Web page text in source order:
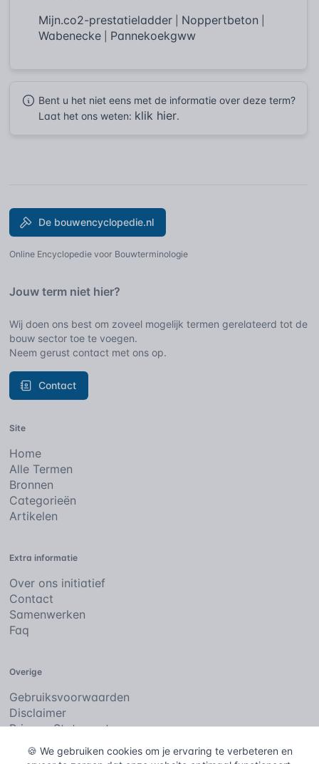
Mijn.co2-prestatieladder Noppertbeton
Wabenecke Pannekoekgww
Bent u het niet eens met de informatie over deze term?
Laat het ons weten: klik hier.
De bouwencyclopedie.nl
Online Encyclopedie voor Bouwterminologie
Jouw term niet hier?
Wij doen ons best om zoveel mogelijk termen gerelateerd tot de
bouw sector toe te voegen.
Neem gerust contact met ons op.
Contact
Site
Home
Alle Termen
Bronnen
Categorieën
Artikelen
Extra informatie
Over ons initiatief
Contact
Samenwerken
Faq
Overige
Gebruiksvoorwaarden
Disclaimer
Privacy Statement
Cookies
🍪 We gebruiken cookies om je ervaring te verbeteren en